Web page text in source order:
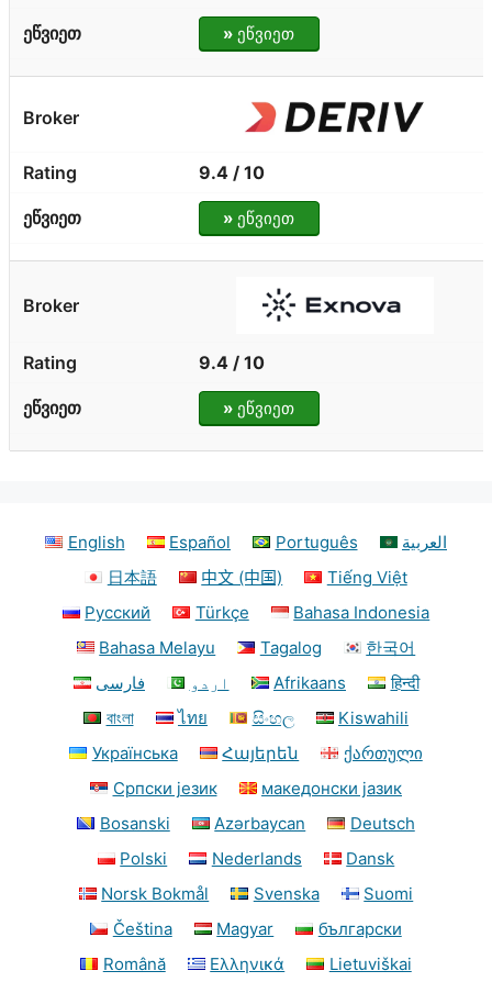
» ეწვიეთ
9.4 / 10
» ეწვიეთ
9.4 / 10
» ეწვიეთ
English Español Português
العربية
日本語
中文 (中国)
Tiếng Việt
Русский
Türkçe
Bahasa Indonesia
Bahasa Melayu
Tagalog
한국어
فارسی
اردو Afrikaans
हिन्दी
বাংলা
ไทย සිංහල
Kiswahili
Українська
Հայերեն
ქართული
Српски језик
македонски јазик
Bosanski
Azərbaycan
Deutsch
Polski
Nederlands
Dansk
Norsk Bokmål
Svenska
Suomi
Čeština
Magyar
български
Română
Ελληνικά Lietuviškai